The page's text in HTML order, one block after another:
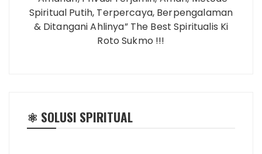
Spiritual Putih, Terpercaya, Berpengalaman
& Ditangani Ahlinya” The Best Spiritualis Ki
Roto Sukmo !!!
⚛️ SOLUSI SPIRITUAL